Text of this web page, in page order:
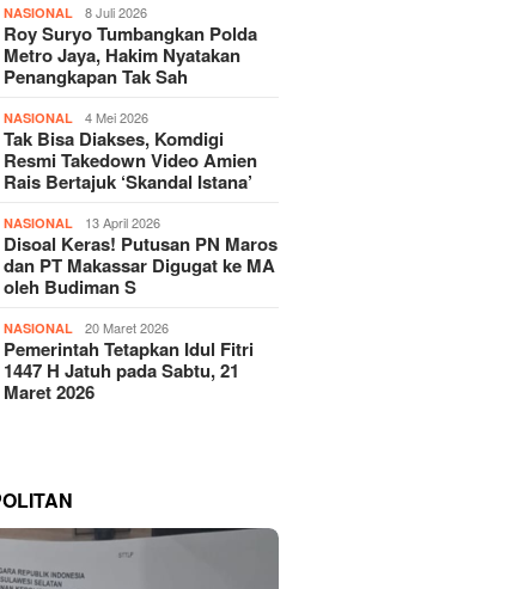
NASIONAL 8 Juli 2026
Roy Suryo Tumbangkan Polda
Metro Jaya, Hakim Nyatakan
Penangkapan Tak Sah
NASIONAL 4 Mei 2026
Tak Bisa Diakses, Komdigi
Resmi Takedown Video Amien
Rais Bertajuk ‘Skandal Istana’
NASIONAL 13 April 2026
Disoal Keras! Putusan PN Maros
dan PT Makassar Digugat ke MA
oleh Budiman S
NASIONAL 20 Maret 2026
Pemerintah Tetapkan Idul Fitri
1447 H Jatuh pada Sabtu, 21
Maret 2026